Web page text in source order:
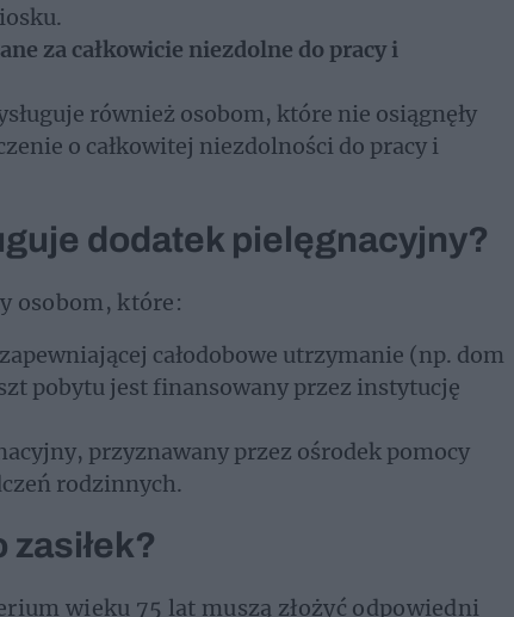
za całkowicie niezdolne do pracy i
również osobom, które nie osiągnęły
o całkowitej niezdolności do pracy i
dodatek pielęgnacyjny?
osobom, które:
całodobowe utrzymanie (np. dom
pobytu jest finansowany przez instytucję
przyznawany przez ośrodek pomocy
rodzinnych.
zasiłek?
wieku 75 lat muszą złożyć odpowiedni